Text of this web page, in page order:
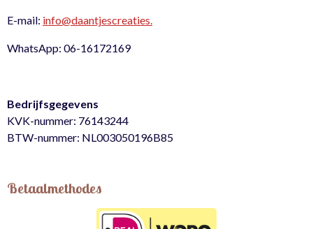
E-mail: info@daantjescreaties.
WhatsApp: 06-16172169
Bedrijfsgegevens
KVK-nummer: 76143244
BTW-nummer: NL003050196B85
Betaalmethodes